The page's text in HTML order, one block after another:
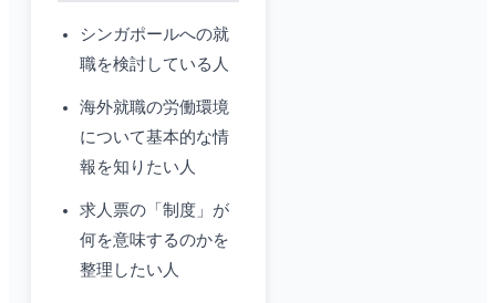
シンガポールへの就
職を検討している人
海外就職の労働環境
について基本的な情
報を知りたい人
求人票の「制度」が
何を意味するのかを
整理したい人